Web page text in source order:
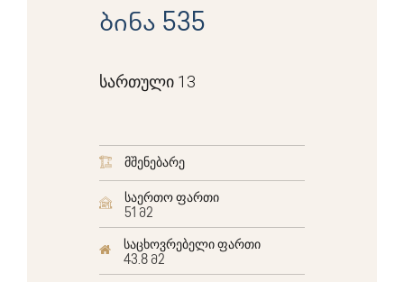
ბინა 535
სართული 13
მშენებარე
საერთო ფართი
51 მ2
საცხოვრებელი ფართი
43.8 მ2